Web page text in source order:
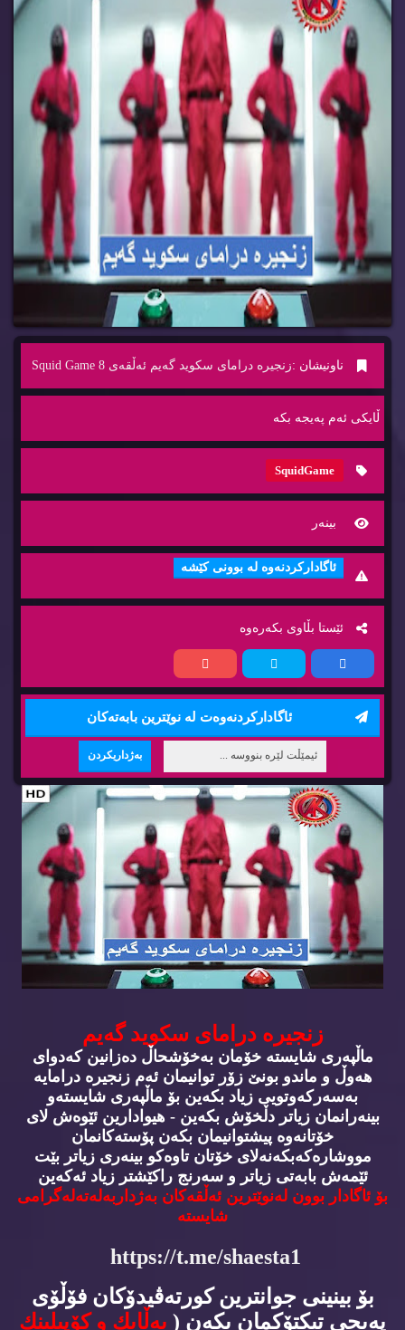
ناونیشان :زنجیره‌ درامای سكوید گه‌یم ئه‌ڵقه‌ی 8 Squid Game
ڵایكی ئه‌م په‌یجه‌ بكه‌
SquidGame
بینه‌ر
ئاگاداركردنه‌وه‌ له‌ بوونی كێشه‌
ئێستا بڵاوی بكه‌ره‌وه‌
ئاگاداركردنه‌وه‌ت له‌ نوێترین بابه‌ته‌كان
زنجیره‌ درامای سكوید گه‌یم
ماڵپه‌ری شایسته‌ خۆمان به‌خۆشحاڵ ده‌زانین كه‌دوای
هه‌وڵ و ماندو بونێ زۆر توانیمان ئه‌م زنجیره‌ درامایه‌
به‌سه‌ركه‌وتویی زیاد بكه‌ین بۆ ماڵپه‌ری شایسته‌و
بینه‌رانمان زیاتر دڵخۆش بكه‌ین - هیوادارین ئێوه‌ش لای
خۆتانه‌وه‌ پیشتوانیمان بكه‌ن پۆسته‌كانمان
مووشاره‌كه‌بكه‌نه‌لای خۆتان تاوه‌كو بینه‌ری زیاتر بێت
ئێمه‌ش بابه‌تی زیاتر و سه‌رنج راكێشتر زیاد ئه‌كه‌ین
بۆ ئاگادار بوون له‌نوێترین ئه‌ڵقه‌كان به‌ژداربه‌له‌ته‌له‌گرامی
شایسته‌
https://t.me/shaesta1
بۆ بینینی جوانترین كورته‌ڤیدۆكان فۆڵۆی
په‌یجی تیكتۆكمان بكه‌ن ( به‌ڵایك و كۆپیلینك